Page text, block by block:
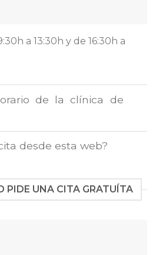
a 13:30h y de 16:30h a
de la clínica de
desde esta web?
PIDE UNA CITA GRATUÍTA